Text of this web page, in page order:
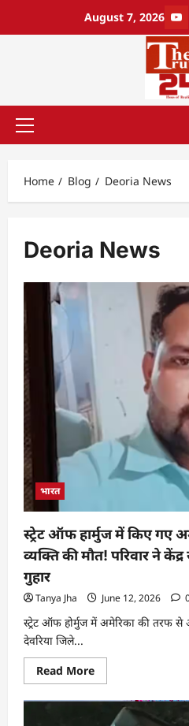
August 7, 2026
Home Blog Deoria News
Deoria News
भारत
स्ट्रेट ऑफ हार्मुज में किए गए
व्यक्ति की मौत! परिवार ने
गुहार
Tanya Jha June 12, 2026
स्ट्रेट ऑफ होर्मुज में अमेरिका की तरफ
देवरिया जिले...
Read More